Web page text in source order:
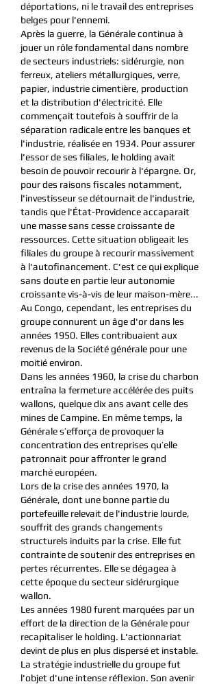
déportations, ni le travail des entreprises
belges pour l'ennemi.
Après la guerre, la Générale continua à
jouer un rôle fondamental dans nombre
de secteurs industriels: sidérurgie, non
ferreux, ateliers métallurgiques, verre,
papier, industrie cimentière, production
et la distribution d'électricité. Elle
commençait toutefois à souffrir de la
séparation radicale entre les banques et
l'industrie, réalisée en 1934. Pour assurer
l'essor de ses filiales, le holding avait
besoin de pouvoir recourir à l'épargne. Or,
pour des raisons fiscales notamment,
l'investisseur se détournait de l'industrie,
tandis que l'État-Providence accaparait
une masse sans cesse croissante de
ressources. Cette situation obligeait les
filiales du groupe à recourir massivement
à l'autofinancement. C'est ce qui explique
sans doute en partie leur autonomie
croissante vis-à-vis de leur maison-mère...
Au Congo, cependant, les entreprises du
groupe connurent un âge d'or dans les
années 1950. Elles contribuaient aux
revenus de la Société générale pour une
moitié environ.
Dans les années 1960, la crise du charbon
entraîna la fermeture accélérée des puits
wallons, quelque dix ans avant celle des
mines de Campine. En même temps, la
Générale s’efforça de provoquer la
concentration des entreprises qu’elle
patronnait pour affronter le grand
marché européen.
Lors de la crise des années 1970, la
Générale, dont une bonne partie du
portefeuille relevait de l'industrie lourde,
souffrit des grands changements
structurels induits par la crise. Elle fut
contrainte de soutenir des entreprises en
pertes récurrentes. Elle se dégagea à
cette époque du secteur sidérurgique
wallon.
Les années 1980 furent marquées par un
effort de la direction de la Générale pour
recapitaliser le holding. L'actionnariat
devint de plus en plus dispersé et instable.
La stratégie industrielle du groupe fut
l'objet d'une intense réflexion. Son avenir